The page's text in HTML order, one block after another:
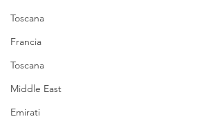
Toscana
Francia
Toscana
Middle East
Emirati